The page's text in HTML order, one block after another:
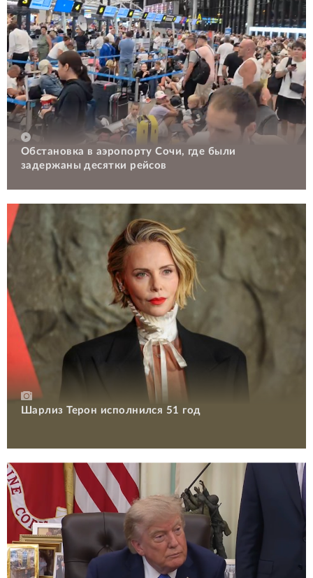
Обстановка в аэропорту Сочи, где были
задержаны десятки рейсов
Шарлиз Терон исполнился 51 год